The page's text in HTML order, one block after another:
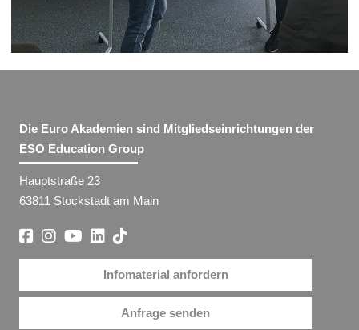
Die Euro Akademien sind Mitgliedseinrichtungen der
ESO Education Group
Hauptstraße 23
63811 Stockstadt am Main
Infomaterial anfordern
Anfrage senden